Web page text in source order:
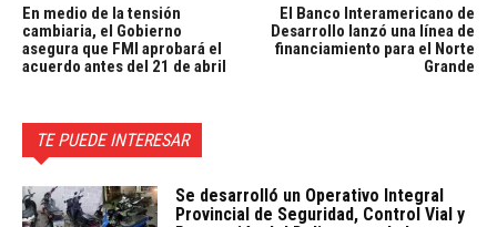
En medio de la tensión
cambiaria, el Gobierno
asegura que FMI aprobará el
acuerdo antes del 21 de abril
El Banco Interamericano de
Desarrollo lanzó una línea de
financiamiento para el Norte
Grande
TE PUEDE INTERESAR
Se desarrolló un Operativo Integral
Provincial de Seguridad, Control Vial y